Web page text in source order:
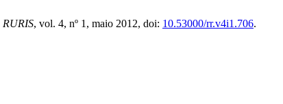
RURIS, vol. 4, nº 1, maio 2012, doi: 10.53000/rr.v4i1.706.